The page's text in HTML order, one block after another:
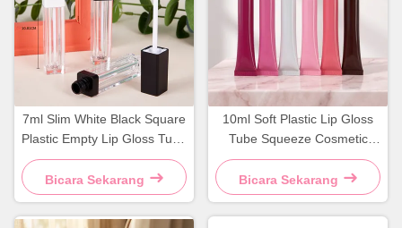
7ml Slim White Black Square
Plastic Empty Lip Gloss Tube
Container Kosmetik
Bicara Sekarang
10ml Soft Plastic Lip Gloss
Tube Squeeze Cosmetic
Container Botol
Bicara Sekarang